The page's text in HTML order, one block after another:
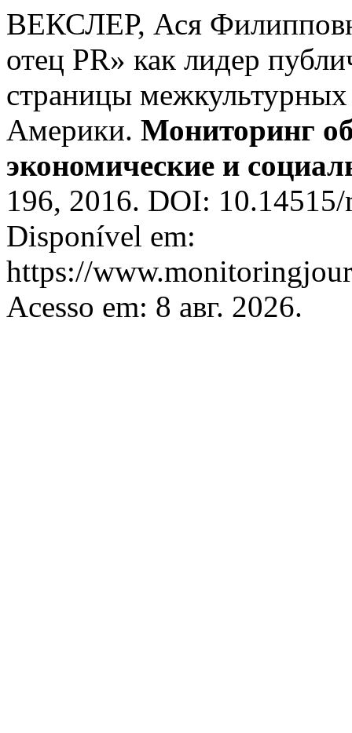
ВЕКСЛЕР, Ася
отец PR» как лидер
страницы
Америки. Мониторинг
экономические и
196, 2016. DOI:
Disponível em:
https://
Acesso em: 8 авг. 2026.